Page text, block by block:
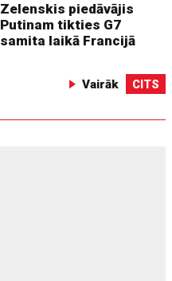
Zelenskis piedāvājis
Putinam tikties G7
samita laikā Francijā
Vairāk CITS